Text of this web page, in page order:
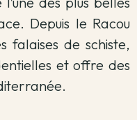
Depuis le Racou
falaises de schiste,
et offre des